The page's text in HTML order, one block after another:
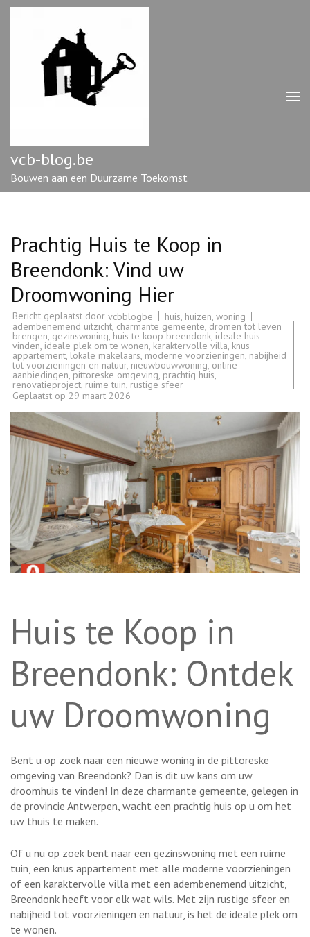
Ga
vcb-blog.be
Bouwen aan een Duurzame Toekomst
Prachtig Huis te Koop in
Breendonk: Vind uw
Droomwoning Hier
Bericht geplaatst door vcbblogbe huis huizen woning
adembenemend uitzicht, charmante gemeente, dromen tot leven
brengen, gezinswoning, huis te koop breendonk, ideale huis
vinden, ideale plek om te wonen, karaktervolle villa, knus
appartement, lokale makelaars, moderne voorzieningen, nabijheid
tot voorzieningen en natuur, nieuwbouwwoning, online
aanbiedingen,pittoreske omgeving, prachtig huis,
renovatieproject, ruime tuin, rustige sfeer
Geplaatst op 29 maart 2026
Huis te Koop in
Breendonk: Ontdek
uw Droomwoning
Bent u op zoek naar een nieuwe woning in de pittoreske
omgeving van Breendonk? Dan is dit uw kans om uw
droomhuis te vinden! In deze charmante gemeente, gelegen in
de provincie Antwerpen, wacht een prachtig huis op u om het
uw thuis te maken.
Of u nu op zoek bent naar een gezinswoning met een ruime
tuin, een knus appartement met alle moderne voorzieningen
of een karaktervolle villa met een adembenemend uitzicht,
Breendonk heeft voor elk wat wils. Met zijn rustige sfeer en
nabijheid tot voorzieningen en natuur, is het de ideale plek om
te wonen.